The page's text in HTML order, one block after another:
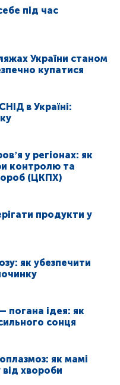
під час
України станом
купатися
в Україні:
у регіонах: як
контролю та
(ЦКПХ)
продукти у
як убезпечити
погана ідея: як
сонця
як мамі
хвороби